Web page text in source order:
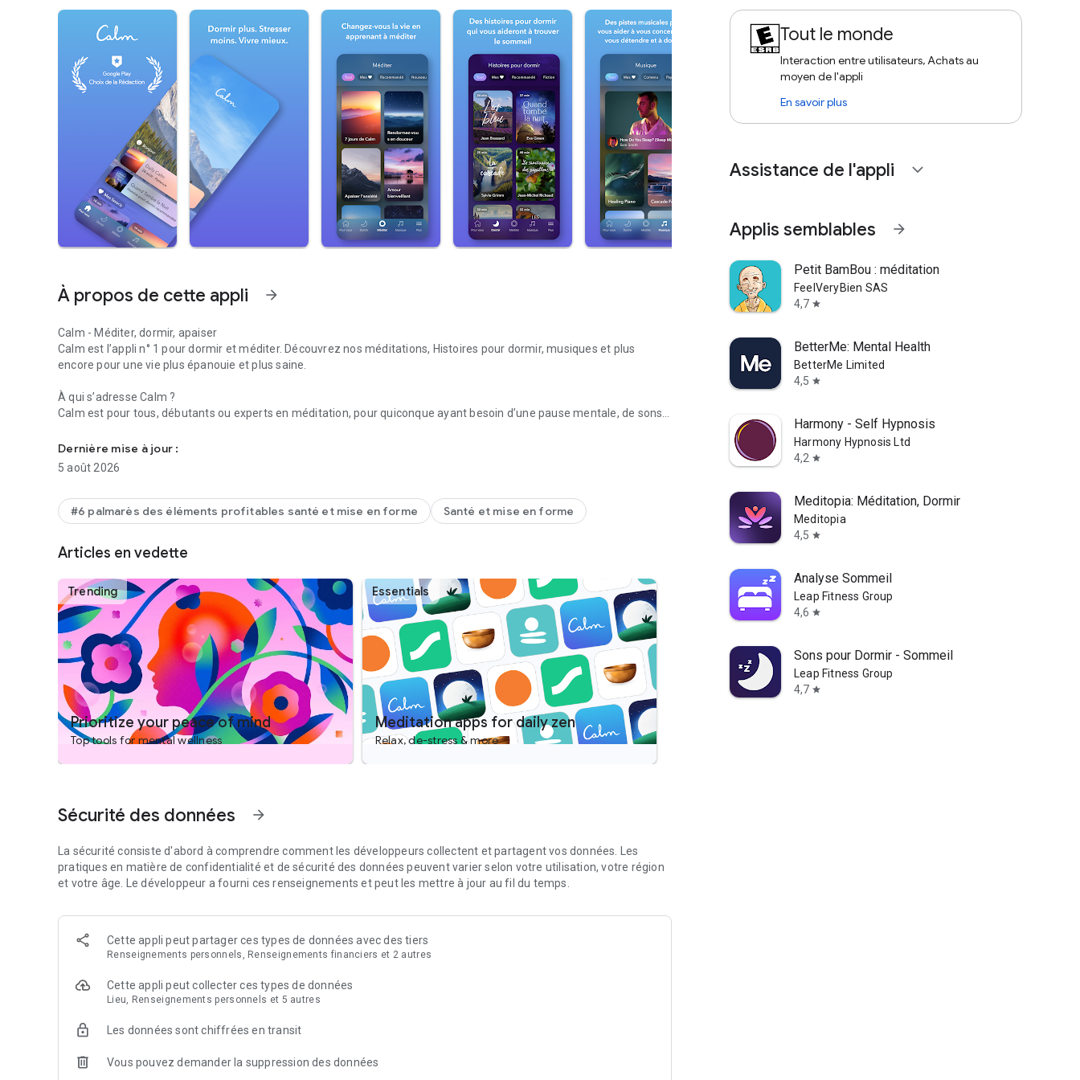
À propos de cette appli arrow_forward
Calm - Méditer, dormir, apaiser
Calm est l’appli n° 1 pour dormir et méditer. Découvrez nos méditations, Histoires pour dormir, musiques et plus
encore pour une vie plus épanouie et plus saine.
À qui s’adresse Calm ?
Calm est pour tous, débutants ou experts en méditation, pour quiconque ayant besoin d’une pause mentale, de sons
adaptée à votre emploi du temps.
* Calmer l’anxiété
* Gérer le stress
* Concentration
* Rompre les habitudes
* Bonheur
* Gratitude
* Estime de soi
* Amour bienveillant
* Pardon
* Absence de jugement
* Sur le chemin du travail ou de l’école
* Pleine conscience à l’université
* Pleine conscience au travail
* Marche méditative
Une nouvelle méditation par jour
Apprenez à méditer avec un nouveau Daily Calm quotidien. Certaines méditations ne durent que 10 minutes et
Calm offre plus de 100 histoires du soir racontées par des célébrités comme Eva Green.
Notre bibliothèque musicale s’enrichit chaque semaine de morceaux exclusifs d’artistes comme Keith Urban, Lindsey
Stirling et même de Disney, conçus pour aider votre esprit à s’apaiser et à se concentrer.
Mouvement
Concentrez-vous sur votre corps, bougez en pleine conscience, étirez-vous, et ce quelle que soit votre morphologie,
avec nos courtes séances vidéo.
Dernière mise à jour :
5 août 2026
#6 palmarès des éléments profitables santé et mise en forme Santé et mise en forme
Articles en vedette
Trending
Prioritize your peace of mind
Top tools for mental wellness
Essentials
Meditation apps for daily zen
Relax, de-stress & more
Sécurité des données arrow_forward
La sécurité consiste d'abord à comprendre comment les développeurs collectent et partagent vos données. Les
pratiques en matière de confidentialité et de sécurité des données peuvent varier selon votre utilisation, votre région
et votre âge. Le développeur a fourni ces renseignements et peut les mettre à jour au fil du temps.
Cette appli peut partager ces types de données avec des tiers
Renseignements personnels, Renseignements financiers et 2 autres
Cette appli peut collecter ces types de données
Lieu, Renseignements personnels et 5 autres
Les données sont chiffrées en transit
Vous pouvez demander la suppression des données
Tout le monde
Interaction entre utilisateurs, Achats au
moyen de l'appli
En savoir plus
Assistance de l'appli expand_more
Applis semblables arrow_forward
Petit BamBou : méditation
FeelVeryBien SAS
4,7 star
BetterMe: Mental Health
BetterMe Limited
4,5 star
Harmony - Self Hypnosis
Harmony Hypnosis Ltd
4,2 star
Meditopia: Méditation, Dormir
Meditopia
4,5 star
Analyse Sommeil
Leap Fitness Group
4,6 star
Sons pour Dormir - Sommeil
Leap Fitness Group
4,7 star